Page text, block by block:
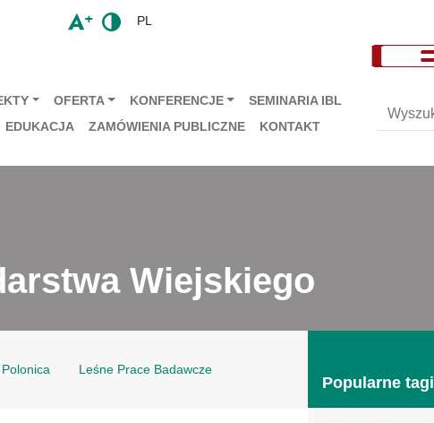
PL
OFERTA KONFERENCJE
SEMINARIA IBL
EDUKACJA ZAMÓWIENIA PUBLICZNE KONTAKT
Wiejskiego
Leśne Prace Badawcze
Popularne tagi